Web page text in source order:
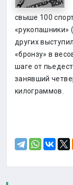
свыше 100
«рукопашники»
других
«бронзу» в
шаге от
занявший
килограммов.